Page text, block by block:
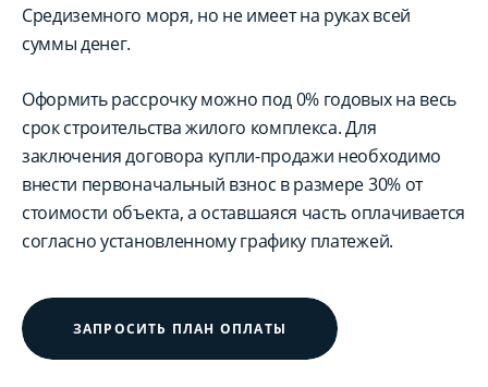
Средиземного моря, но не имеет на руках всей
суммы денег.
Оформить рассрочку можно под 0% годовых на весь
срок строительства жилого комплекса. Для
заключения договора купли-продажи необходимо
внести первоначальный взнос в размере 30% от
стоимости объекта, а оставшаяся часть оплачивается
согласно установленному графику платежей.
ЗАПРОСИТЬ ПЛАН ОПЛАТЫ